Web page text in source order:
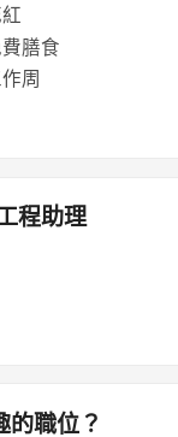
膳食
周
程助理
的職位？